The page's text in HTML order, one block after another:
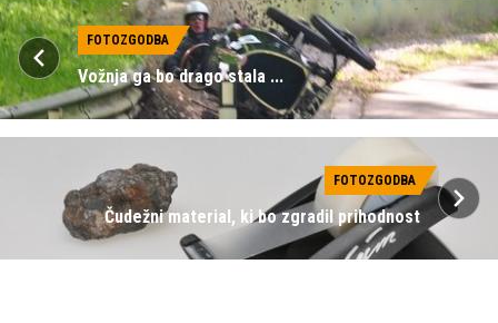
FOTOZGODBA
Vožnja ga bo drago stala ...
FOTOZGODBA
Čudežni material, ki bo zgradil prihodnost